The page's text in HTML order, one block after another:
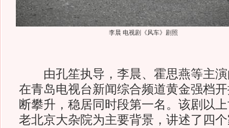
李晨 电视剧《风车》剧照
由孔笙执导，李晨、霍思燕等主演
在青岛电视台新闻综合频道黄金强档
断攀升，稳居同时段第一名。该剧以
老北京大杂院为主要背景，讲述了四